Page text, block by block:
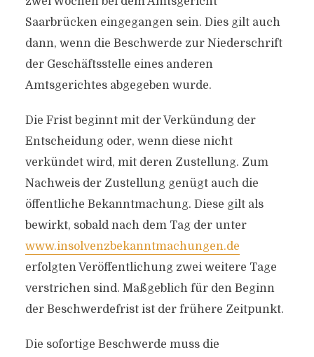
Saarbrücken eingegangen sein. Dies gilt auch
dann, wenn die Beschwerde zur Niederschrift
der Geschäftsstelle eines anderen
Amtsgerichtes abgegeben wurde.
Die Frist beginnt mit der Verkündung der
Entscheidung oder, wenn diese nicht
verkündet wird, mit deren Zustellung. Zum
Nachweis der Zustellung genügt auch die
öffentliche Bekanntmachung. Diese gilt als
bewirkt, sobald nach dem Tag der unter
www.insolvenzbekanntmachungen.de
erfolgten Veröffentlichung zwei weitere Tage
verstrichen sind. Maßgeblich für den Beginn
der Beschwerdefrist ist der frühere Zeitpunkt.
Die sofortige Beschwerde muss die